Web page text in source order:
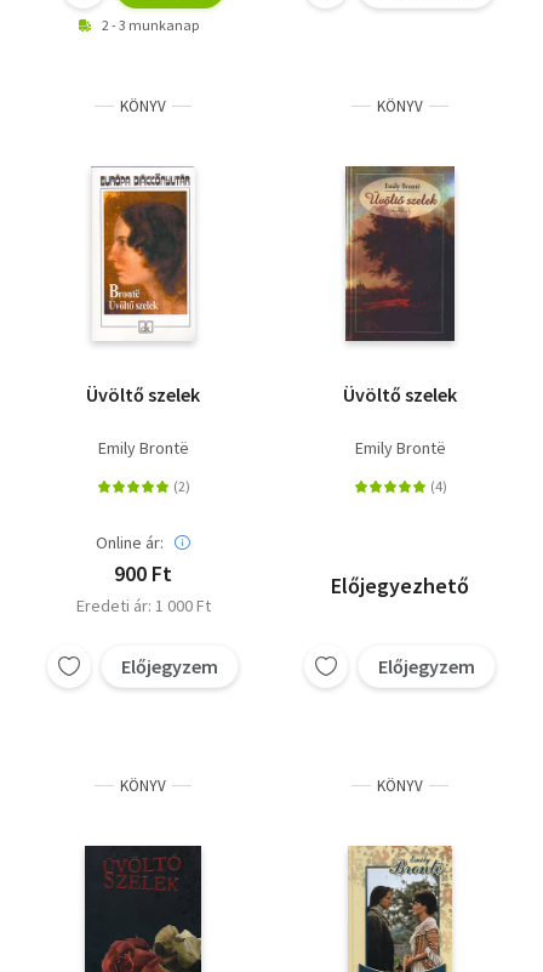
2 - 3 munkanap
KÖNYV
Üvöltő szelek
Emily Brontë
Online ár:
900 Ft
Eredeti ár: 1 000 Ft
Előjegyzem
KÖNYV
Üvöltő szelek
Emily Brontë
Előjegyezhető
Előjegyzem
KÖNYV KÖNYV